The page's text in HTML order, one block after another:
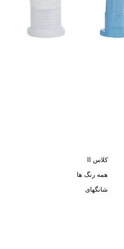
کلاس II
همه رنگ ها
شانگهای